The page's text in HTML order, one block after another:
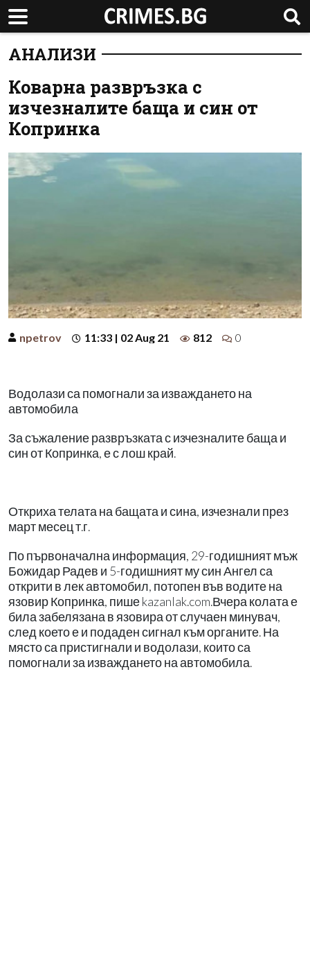
АНАЛИЗИ
Коварна развръзка с
изчезналите баща и син от
Копринка
npetrov 11:33 | 02 Aug 21 812 0
Водолази са помогнали за изваждането на
автомобила
За съжаление развръзката с изчезналите баща и
син от Копринка, е с лош край.
Откриха телата на бащата и сина, изчезнали през
март месец т.г.
По първоначална информация, 29-годишният мъж
Божидар Радев и 5-годишният му син Ангел са
открити в лек автомобил, потопен във водите на
язовир Копринка, пише kazanlak.com.Вчера колата е
била забелязана в язовира от случаен минувач,
след което е и подаден сигнал към органите. На
място са пристигнали и водолази, които са
помогнали за изваждането на автомобила.